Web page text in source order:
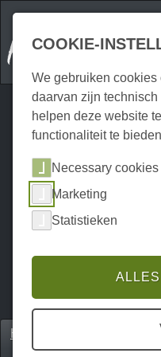
Home
P0046UH00033
COOKIE-
We gebruiken
daarvan zijn
helpen deze website
functionaliteit te
Necessary cookies
Marketing
Statistieken